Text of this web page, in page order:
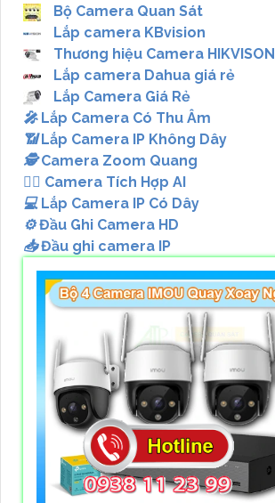
Bộ Camera Quan Sát
Lắp camera KBvision
Thương hiệu Camera HIKVISON
Lắp camera Dahua giá rẻ
Lắp Camera Giá Rẻ
️🎤️ Lắp Camera Có Thu Âm
📶Lắp Camera IP Không Dây
🕵️Camera Zoom Quang
🧛‍♀️ Camera Tích Hợp AI
💻Lắp Camera IP Có Dây
⚙️Đầu Ghi Camera HD
📥Đầu ghi camera IP